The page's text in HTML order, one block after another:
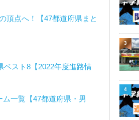
頂点へ！【47都道府県まと
ベスト8【2022年度進路情
一覧【47都道府県・男
3
4